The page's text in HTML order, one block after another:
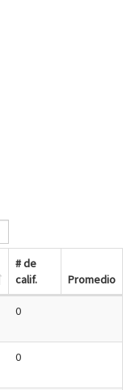
# de
calif.
Promedio
0
0